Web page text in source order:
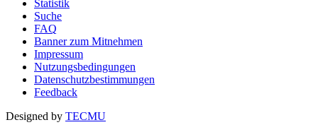
Statistik
Suche
FAQ
Banner zum Mitnehmen
Impressum
Nutzungsbedingungen
Datenschutzbestimmungen
Feedback
Designed by TECMU